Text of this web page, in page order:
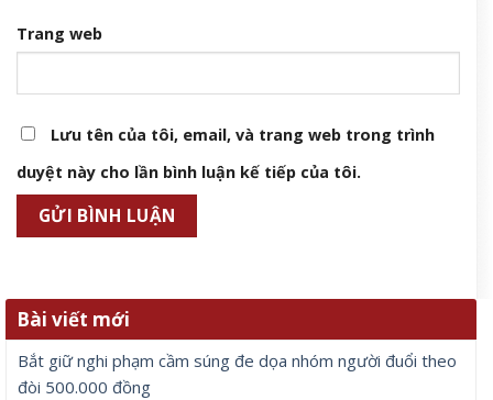
Trang web
Lưu tên của tôi, email, và trang web trong trình
duyệt này cho lần bình luận kế tiếp của tôi.
Bài viết mới
Bắt giữ nghi phạm cầm súng đe dọa nhóm người đuổi theo
đòi 500.000 đồng